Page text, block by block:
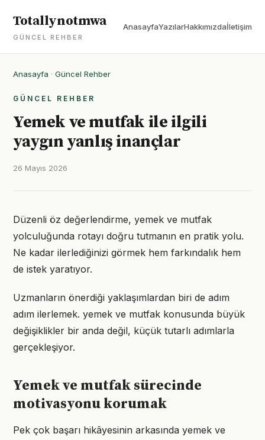
Totallynotmwa
GÜNCEL REHBER
AnasayfaYazılarHakkımızdaİletişim
Anasayfa · Güncel Rehber
GÜNCEL REHBER
Yemek ve mutfak ile ilgili
yaygın yanlış inançlar
26 Mayıs 2026
Düzenli öz değerlendirme, yemek ve mutfak
yolculuğunda rotayı doğru tutmanın en pratik yolu.
Ne kadar ilerlediğinizi görmek hem farkındalık hem
de istek yaratıyor.
Uzmanların önerdiği yaklaşımlardan biri de adım
adım ilerlemek. yemek ve mutfak konusunda büyük
değişiklikler bir anda değil, küçük tutarlı adımlarla
gerçekleşiyor.
Yemek ve mutfak sürecinde
motivasyonu korumak
Pek çok başarı hikâyesinin arkasında yemek ve